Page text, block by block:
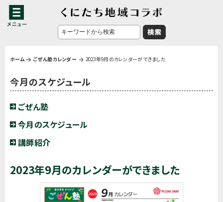
ホーム ごぜん塾カレンダー 2023年9月のカレンダーができました
今月のスケジュール
ごぜん塾
今月のスケジュール
講師紹介
2023年9月のカレンダーができました